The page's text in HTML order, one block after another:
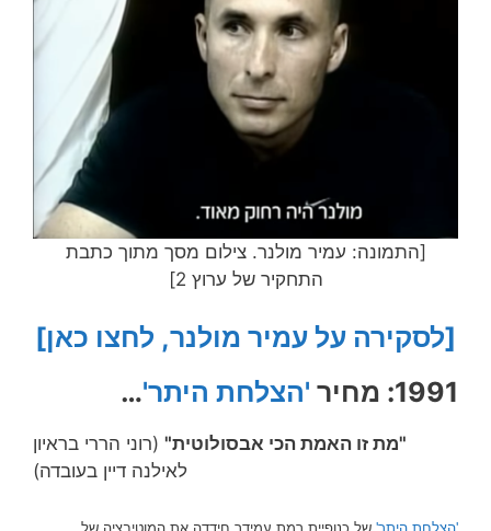
[התמונה: עמיר מולנר. צילום מסך מתוך כתבת
התחקיר של ערוץ 2]
[לסקירה על עמיר מולנר, לחצו כאן]
1991: מחיר
'הצלחת היתר'…
"מת זו האמת הכי אבסולוטית" (רוני הררי בראיון
לאילנה דיין בעובדה)